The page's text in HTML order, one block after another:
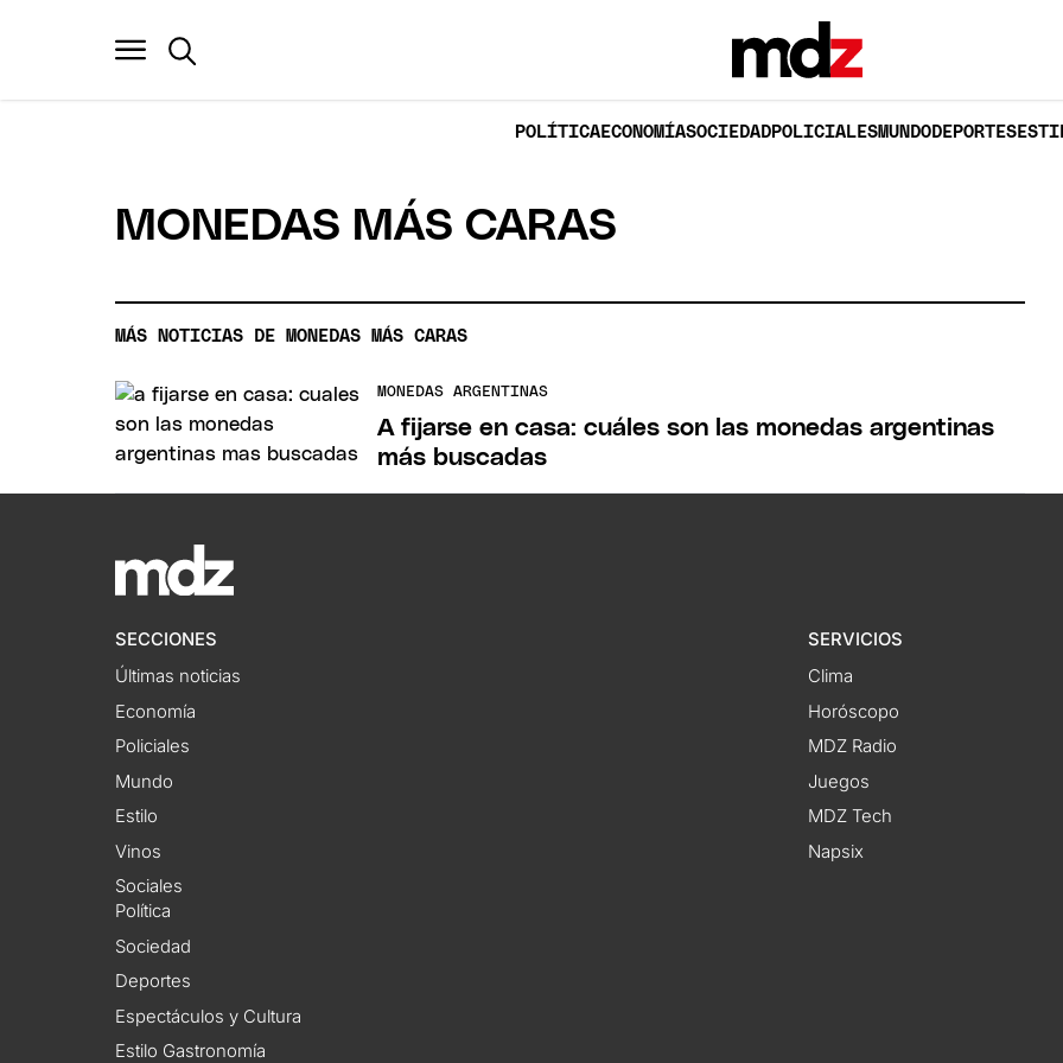
POLÍTICAECONOMÍASOCIEDADPOLICIALESMUNDODEPORTES
MONEDAS MÁS CARAS
MÁS NOTICIAS DE MONEDAS MÁS CARAS
MONEDAS ARGENTINAS
A fijarse en casa: cuáles son las monedas argentinas
más buscadas
SECCIONES
Últimas noticias
Economía
Policiales
Mundo
Estilo
Vinos
Sociales
Política
Sociedad
Deportes
Espectáculos y Cultura
Estilo Gastronomía
SERVICIOS
Clima
Horóscopo
MDZ Radio
Juegos
MDZ Tech
Napsix